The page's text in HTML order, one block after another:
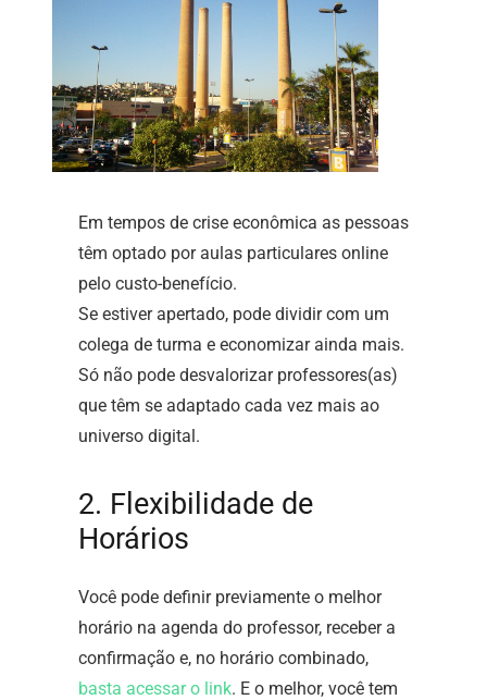
Em tempos de crise econômica as pessoas
têm optado por aulas particulares online
pelo custo-benefício.
Se estiver apertado, pode dividir com um
colega de turma e economizar ainda mais.
Só não pode desvalorizar professores(as)
que têm se adaptado cada vez mais ao
universo digital.
2. Flexibilidade de
Horários
Você pode definir previamente o melhor
horário na agenda do professor, receber a
confirmação e, no horário combinado,
basta acessar o link. E o melhor, você tem